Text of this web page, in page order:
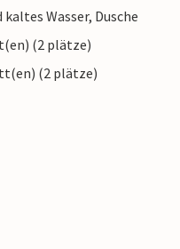
Wasser, Dusche
(2 plätze)
(2 plätze)